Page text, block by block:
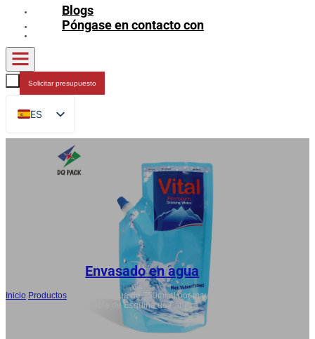
Blogs
Póngase en contacto con
Solicitar presupuesto
ES
EN
Envasado en agua
Inicio Productos
Bolsas de Agua de 750ml al por mayor, Bolsa de
Envasado de Agua Potable de Esquina de Fábrica